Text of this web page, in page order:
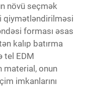
növü seçmək
qiymətləndirilməsi
forması əsas
kalıp batırma
tel EDM
material, onun
imkanlarını